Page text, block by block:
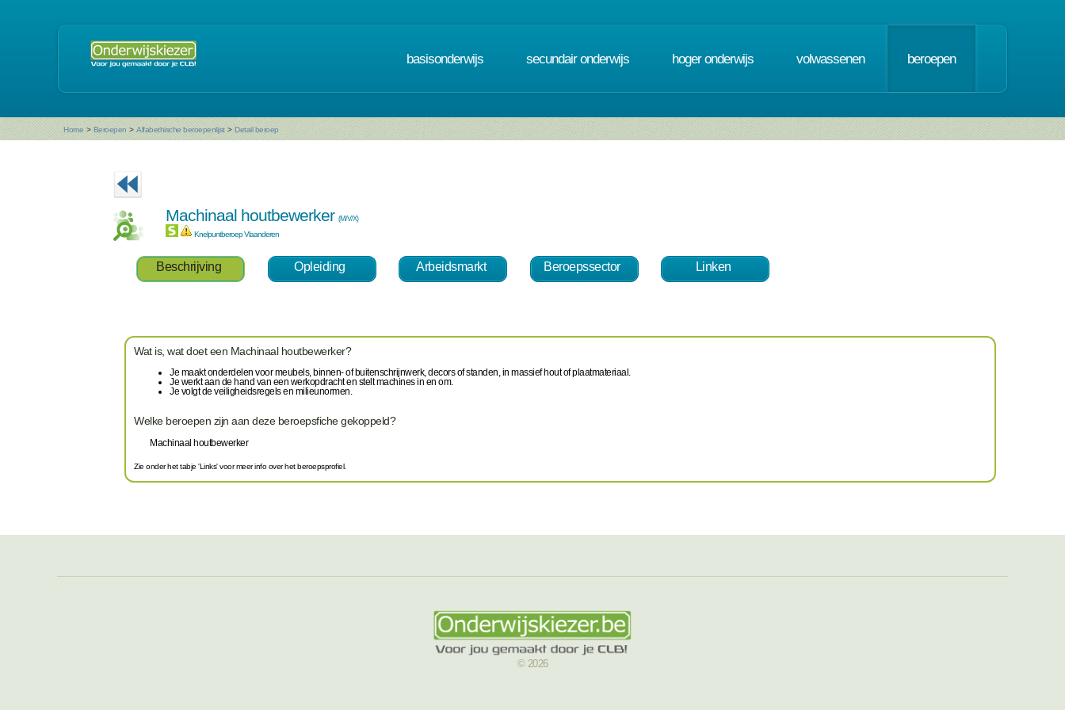
basisonderwijs secundair onderwijs hoger onderwijs volwassenen beroepen
Home > Beroepen > Alfabethische beroepenlijst > Detail beroep
Machinaal houtbewerker (M/V/X)
Knelpuntberoep Vlaanderen
Beschrijving Opleiding Arbeidsmarkt Beroepssector Linken
Wat is, wat doet een Machinaal houtbewerker?
Je maakt onderdelen voor meubels, binnen- of buitenschrijnwerk, decors of standen, in massief hout of plaatmateriaal.
Je werkt aan de hand van een werkopdracht en stelt machines in en om.
Je volgt de veiligheidsregels en milieunormen.
Welke beroepen zijn aan deze beroepsfiche gekoppeld?
Machinaal houtbewerker
Zie onder het tabje 'Links' voor meer info over het beroepsprofiel.
© 2026